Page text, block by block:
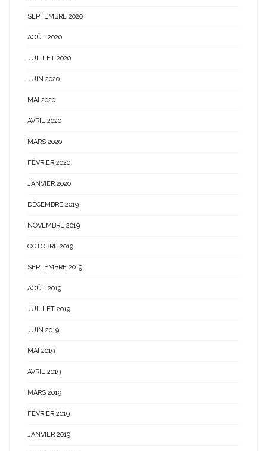
SEPTEMBRE 2020
AOÛT 2020
JUILLET 2020
JUIN 2020
MAI 2020
AVRIL 2020
MARS 2020
FÉVRIER 2020
JANVIER 2020
DÉCEMBRE 2019
NOVEMBRE 2019
OCTOBRE 2019
SEPTEMBRE 2019
AOÛT 2019
JUILLET 2019
JUIN 2019
MAI 2019
AVRIL 2019
MARS 2019
FÉVRIER 2019
JANVIER 2019